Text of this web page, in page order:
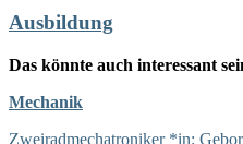
Ausbildung
Das könnte auch interessant
Mechanik
Zweiradmechatroniker *in: